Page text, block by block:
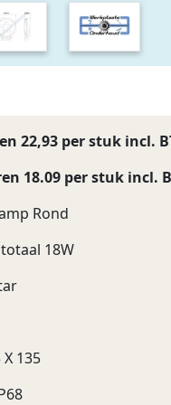
22,93 per stuk incl.
18.09 per stuk incl.
Rond
18W
X 135